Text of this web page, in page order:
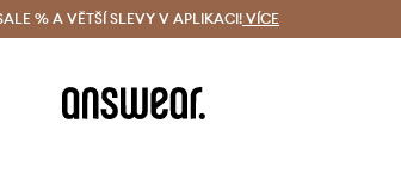
Kč) Doručení i do 24 h
% A VĚTŠÍ SLEVY V APLIKACI! VÍCE